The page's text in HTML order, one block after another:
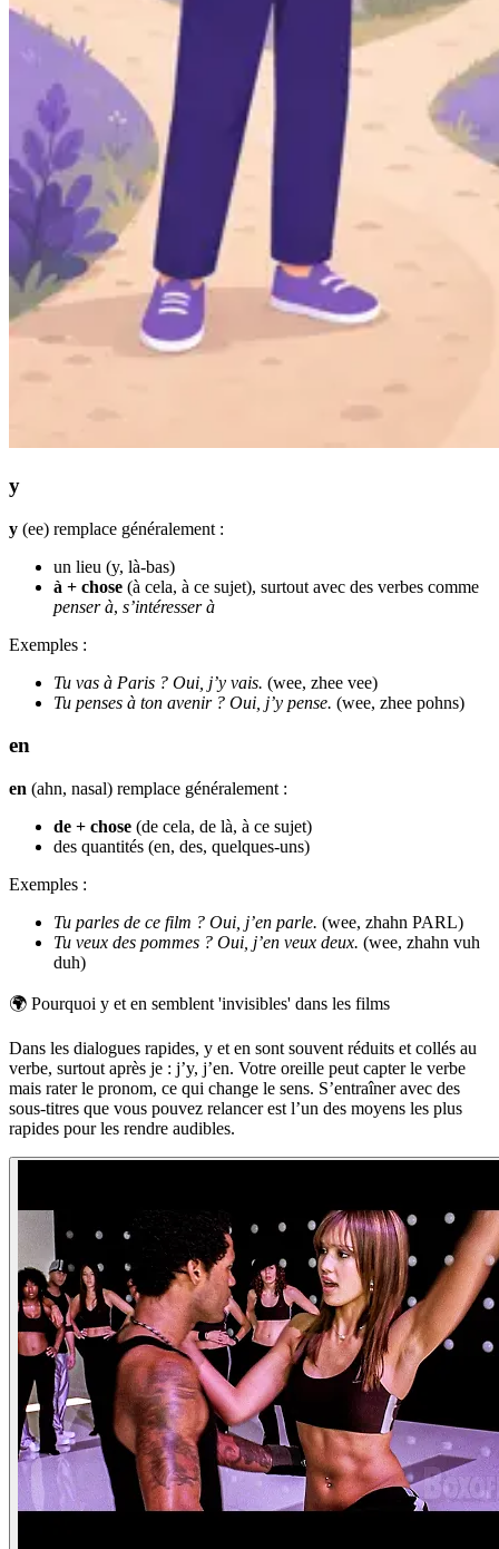
y
y (ee) remplace généralement :
un lieu (y, là-bas)
à + chose (à cela, à ce sujet), surtout avec des verbes comme
penser à, s’intéresser à
Exemples :
Tu vas à Paris ? Oui, j’y vais. (wee, zhee vee)
Tu penses à ton avenir ? Oui, j’y pense. (wee, zhee pohns)
en
en (ahn, nasal) remplace généralement :
de + chose (de cela, de là, à ce sujet)
des quantités (en, des, quelques-uns)
Exemples :
Tu parles de ce film ? Oui, j’en parle. (wee, zhahn PARL)
Tu veux des pommes ? Oui, j’en veux deux. (wee, zhahn vuh
duh)
🌍 Pourquoi y et en semblent 'invisibles' dans les films
Dans les dialogues rapides, y et en sont souvent réduits et collés au
verbe, surtout après je : j’y, j’en. Votre oreille peut capter le verbe
mais rater le pronom, ce qui change le sens. S’entraîner avec des
sous-titres que vous pouvez relancer est l’un des moyens les plus
rapides pour les rendre audibles.